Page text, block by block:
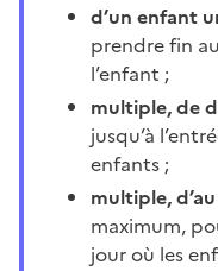
d’un enfant
prendre fin
l’enfant ;
multiple, de
jusqu’à
enfants ;
multiple,
maximum,
jour où les